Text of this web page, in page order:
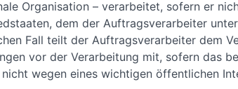
Organisation – verarbeitet, sofern er
dem der Auftragsverarbeiter
Fall teilt der Auftragsverarbeiter dem
vor der Verarbeitung mit, sofern das
wegen eines wichtigen öffentlichen